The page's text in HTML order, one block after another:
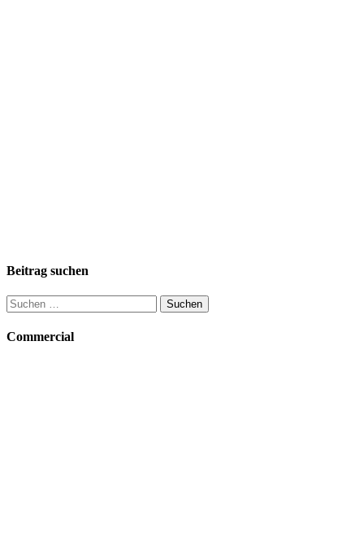
Beitrag suchen
Suchen
nach:
Commercial